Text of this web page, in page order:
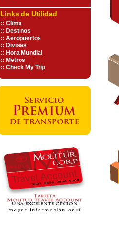
Links de Utilidad
:: Clima
:: Destinos
:: Aeropuertos
:: Divisas
:: Hora Mundial
:: Metros
:: Check My Trip